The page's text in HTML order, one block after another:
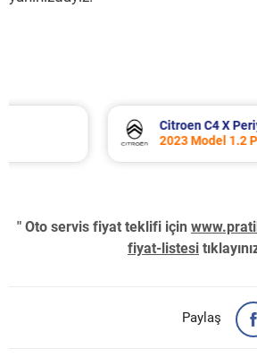
Citroen C4 X Periyodik
2023 Model 1.2 Puretech
" Oto servis fiyat teklifi için
fiyat-listesi
Paylaş